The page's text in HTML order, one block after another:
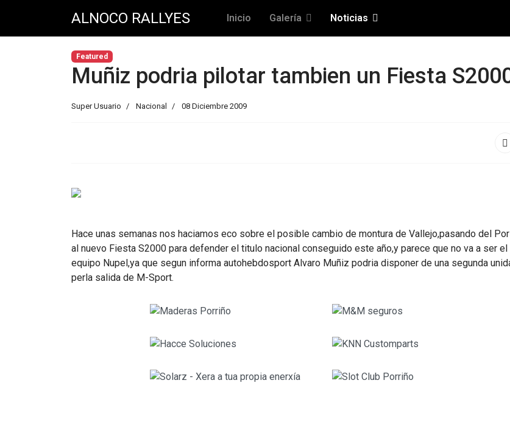
ALNOCO RALLYES Inicio Galería Noticias
Featured
Muñiz podria pilotar tambien un Fiesta
Super Usuario Nacional 08 Diciembre 2009
Hace unas semanas nos haciamos eco sobre el posible cambio de montura de Vallejo,pasando del
al nuevo Fiesta S2000 para defender el titulo nacional conseguido este año,y parece que no va a ser el
equipo Nupel,ya que segun informa autohebdosport Alvaro Muñiz podria disponer de una segunda
perla salida de M-Sport.